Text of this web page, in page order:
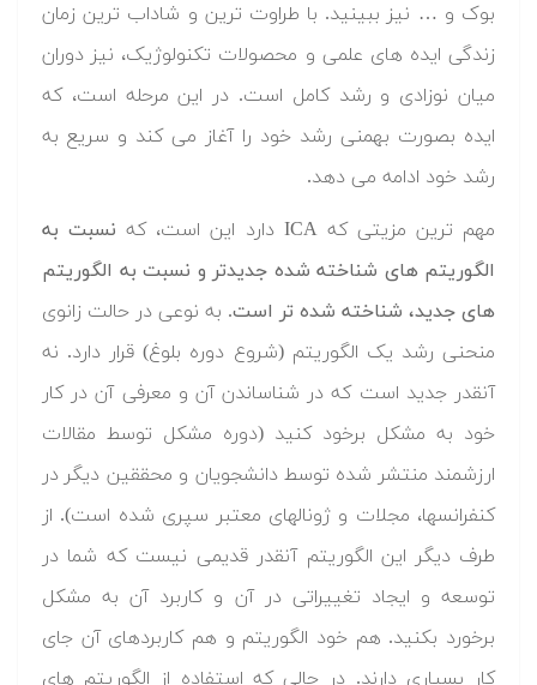
بوک و … نیز ببینید. با طراوت ترین و شاداب ترین زمان
زندگی ایده های علمی و محصولات تکنولوژیک، نیز دوران
میان نوزادی و رشد کامل است. در این مرحله است، که
ایده بصورت بهمنی رشد خود را آغاز می کند و سریع به
رشد خود ادامه می دهد.
مهم ترین مزیتی که ICA دارد این است، که
نسبت به
الگوریتم های شناخته شده جدیدتر و نسبت به الگوریتم
های جدید، شناخته شده تر است. به نوعی در حالت زانوی
منحنی رشد یک الگوریتم (شروع دوره بلوغ) قرار دارد. نه
آنقدر جدید است که در شناساندن آن و معرفی آن در کار
خود به مشکل برخود کنید (دوره مشکل توسط مقالات
ارزشمند منتشر شده توسط دانشجویان و محققین دیگر در
کنفرانسها، مجلات و ژونالهای معتبر سپری شده است). از
طرف دیگر این الگوریتم آنقدر قدیمی نیست که شما در
توسعه و ایجاد تغییراتی در آن و کاربرد آن به مشکل
برخورد بکنید. هم خود الگوریتم و هم کاربردهای آن جای
کار بسیاری دارند. در حالی که استفاده از الگوریتم های